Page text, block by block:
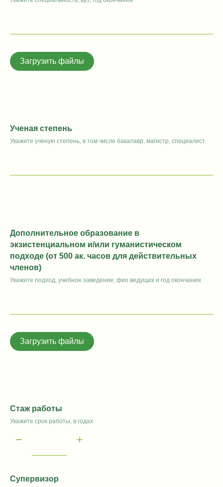
Загрузить файлы
Ученая степень
Укажите ученую степень, в том числе бакалавр, магистр, специалист
Дополнительное образование в
экзистенциальном и/или гуманистическом
подходе (от 500 ак. часов для действительных
членов)
Укажите подход, учебное заведение, фио ведущих и год окончания
Загрузить файлы
Стаж работы
Укажите срок работы, в годах
Супервизор